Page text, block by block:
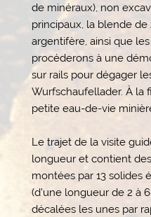
de minéraux), non
principaux, la blende
argentifère, ainsi que
procéderons à une
sur rails pour dégager
Wurfschaufellader. À la
petite eau-de-vie
Le trajet de la visite
longueur et contient
montées par 13 solides
(d’une longueur de 2 à
décalées les unes par